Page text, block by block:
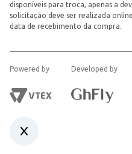
disponíveis para troca, apenas a
solicitação deve ser realizada
data de recebimento da compra.
Powered by Developed by